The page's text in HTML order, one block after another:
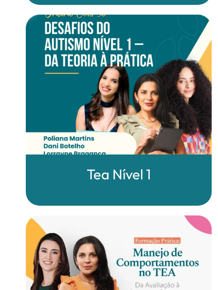
Tea Nível 1